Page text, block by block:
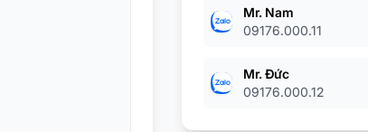
Mr. Nam
09176.000.11
Mr. Đức
09176.000.12